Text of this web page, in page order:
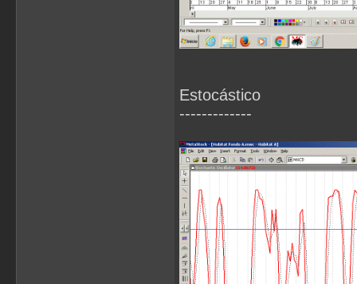
Estocástico
-------------